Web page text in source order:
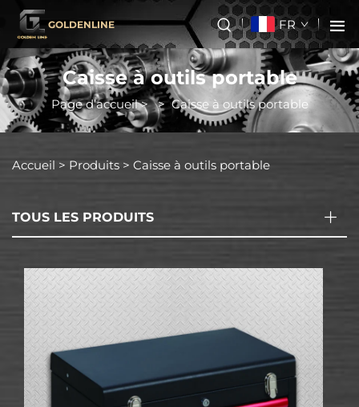
GOLDENLINE FR
Caisse à outils portable
Page d’accueil>>Caisse à outils portable
Accueil > Produits > Caisse à outils portable
TOUS LES PRODUITS